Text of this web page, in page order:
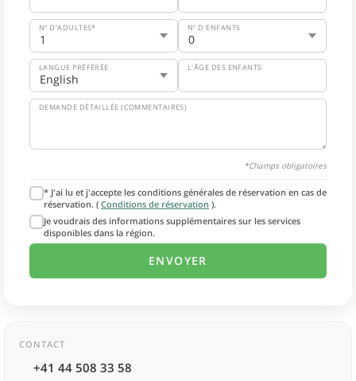
Nº D'ADULTES* Nº D'ENFANTS
LANGUE PRÉFÉRÉE L'ÂGE DES ENFANTS
DEMANDE DÉTAILLÉE (COMMENTAIRES)
*Champs obligatoires
* J'ai lu et j'accepte les conditions générales de réservation en cas de
réservation. ( Conditions de réservation ).
Je voudrais des informations supplémentaires sur les services
disponibles dans la région.
CONTACT
+41 44 508 33 58